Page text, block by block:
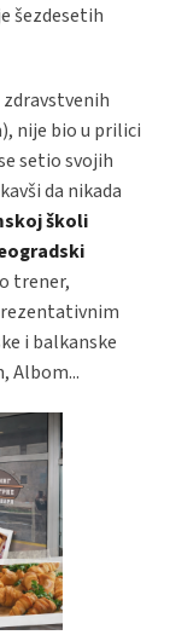
šezdesetih
nije bio u prilici
setio svojih
da nikada
školi
trener,
i balkanske
Albom...